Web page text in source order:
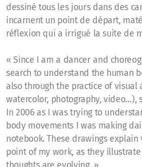
dessiné tous les jours dans des
incarnent un point de départ,
réflexion qui a irrigué la suite de
« Since I am a dancer and
search to understand the human
also through the practice of visual
watercolor, photography, video…),
In 2006 as I was trying to
body movements I was making
notebook. These drawings
point of my work, as they